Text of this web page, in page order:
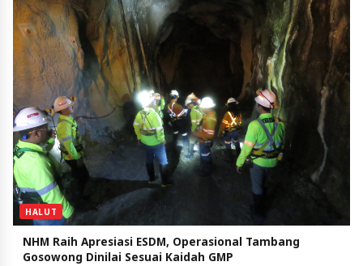
HALUT
NHM Raih Apresiasi ESDM, Operasional Tambang
Gosowong Dinilai Sesuai Kaidah GMP